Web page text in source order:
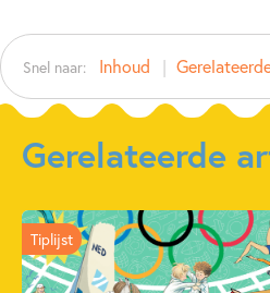
Auteur(s):
Prijs: 9, 50
Aantal pagina's:
128
Uitgever:
Usborne Publishers
Verschijningsdatum:
09-03-
Kenmerken van dit boek
Dagelijks leven Sport
Snel naar: Inhoud
Gerelateerde
Tiplijst